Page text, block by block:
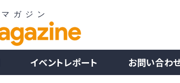
イベントレポート お問い合わ